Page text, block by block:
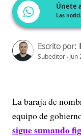
Únete
Las
Escrito por:
Subeditor
La baraja de
equipo de
sigue sumando